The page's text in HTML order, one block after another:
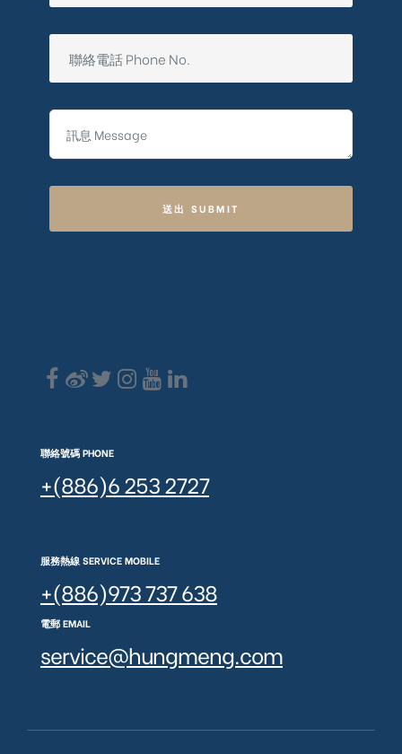
送出 SUBMIT
聯絡號碼 PHONE
+(886)6 253 2727
服務熱線 SERVICE MOBILE
+(886)973 737 638
電郵 EMAIL
service@hungmeng.com